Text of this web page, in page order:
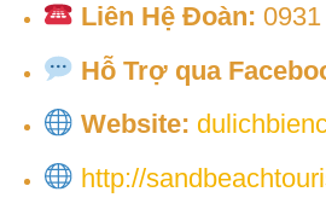
Liên Hệ Đoàn: 0931
Hỗ Trợ qua
Website:
http://